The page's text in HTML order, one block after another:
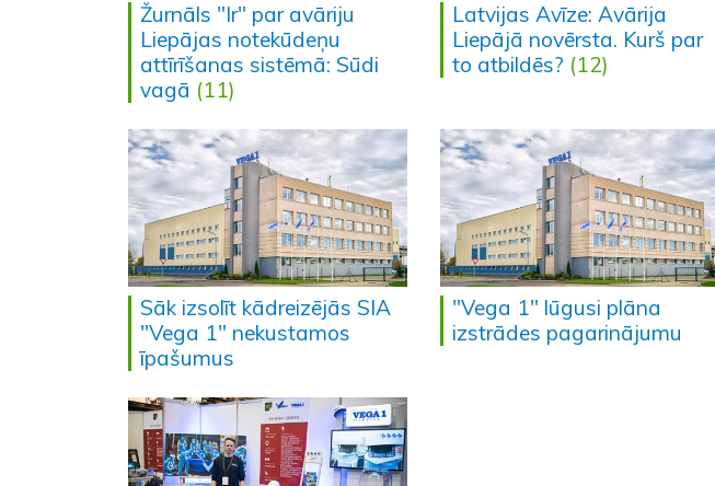
Žurnāls "Ir" par avāriju
Liepājas notekūdeņu
attīrīšanas sistēmā: Sūdi
vagā (11)
Latvijas Avīze: Avārija
Liepājā novērsta. Kurš par
to atbildēs? (12)
Sāk izsolīt kādreizējās SIA
"Vega 1" nekustamos
īpašumus
"Vega 1" lūgusi plāna
izstrādes pagarinājumu